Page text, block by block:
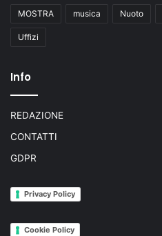
MOSTRA musica Nuoto
Uffizi
Info
REDAZIONE
CONTATTI
GDPR
Privacy Policy
Cookie Policy